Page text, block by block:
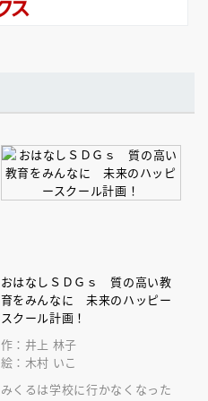
おはなしＳＤＧｓ 質の高い教
育をみんなに 未来のハッピー
スクール計画！
作：井上 林子
絵：木村 いこ
みくるは学校に行かなくなった